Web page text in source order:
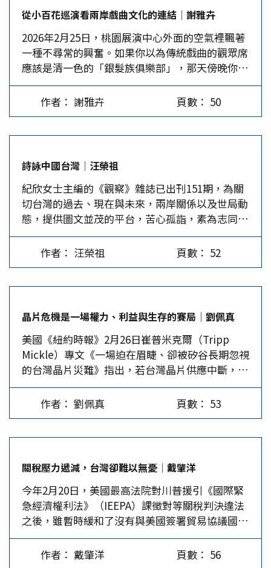
為兩岸交流合作及對話提供基礎。近年來多項民調
顯示，如2025年《聯合報》「兩岸關係年度大調
查」，主流民意並不支持兩岸全面對抗；88%主張
兩岸必須維持溝通管道，即使民進黨支持者也有
75%認為不能斷絕對話（2022–2024逐年上升）；
71%不贊成台灣支付所謂協防費用，約49%不相信
美國會派兵協防台灣。50.3%認為5年內兩岸可能
開戰，63.9%不願自己或家人上戰場，53.9%認為
（一）期待兩岸理性對話高於對抗情緒；（二）民
眾對戰爭風險的感知提高，但參戰意願低；（三）
對外部安全保證存在懷疑，尤其懷疑美國會介入兩
岸爆發衝突。…
從小百花巡演看兩岸戲曲文化的連結│謝雅卉
2026年2月25日，桃園展演中心外面的空氣裡飄著
一種不尋常的興奮。如果你以為傳統戲曲的觀眾席
應該是清一色的「銀髮族俱樂部」，那天傍晚你走
進大廳，可能會懷疑是不是誤入哪個當紅偶像的演
唱會現場。距離浙江小百花越劇團的《我的大觀
園》開演還有整整兩個小時，入口處的長龍就已經
對著陳麗君那幅颯爽的巨型海報一陣狂拍。旁邊站
著的則是拿著精緻劇照、正跟朋友爭論「到底是尹
派唱腔更軟，還是範派更有勁」的老戲迷。這種
「老少同框、跨代追星」的場面，確實是久違的熱
鬧。整場演出150分鐘，中途居然沒設休息時間，
但全場上千名觀眾沒人捨得起身上廁所。 最燃的
一幕發生在陳麗君飾演的賈寶玉登場時。她從舞台
上一躍而下，那個翻身俐落得像是一陣清風，全場
版的動作大片」。 小百花這陣風吹了30年 2月25-
28日，這群浙江姑娘在桃園和台北連趕五場，除了
《我的大觀園》，還有一場折子戲專場《愛情的花
園》。開賣當天不少戲迷早早守在電腦前，網速稍
微慢一點的，只能對著「已售罄」欲哭無淚。這場
狂歡不是突如其來的，1993…
作者： 謝雅卉 頁數： 50
詩詠中國台灣│汪榮祖
紀欣女士主編的《觀察》雜誌已出刊151期，為關
切台灣的過去、現在與未來，兩岸關係以及世局動
態，提供圖文並茂的平台，苦心孤詣，素為志同道
合者所讚佩。值丙午新春，謹以《詩詠台灣》七古
兩首以獻。東寧乃明鄭舊稱，麗島（Formosa）則
是西方世界對台灣之泛稱。 東寧吟 蒼茫大地華夏
…
作者： 汪榮祖 頁數： 52
晶片危機是一場權力、利益與生存的賽局│劉佩真
美國《紐約時報》2月26日崔普米克爾（Tripp
Mickle）專文《一場迫在眉睫、卻被矽谷長期忽視
的台灣晶片災難》指出，若台灣晶片供應中斷，將
造成美國自1930年代經濟大蕭條以來最嚴重的經濟
危機，屆時美國經濟產出將重挫11%，是2008年金
融危機的兩倍。此報導揭開矽谷、華盛頓與台灣之
濟末日的潛在災難，不僅重新定義美台關係，也迫
使全球科技供應鏈進入前所未有的轉型期。 晶片
之爭是一場總體戰 一旦發生席捲全球的晶片危
機，我們將碰到人類歷史上最為錯綜複雜的一場賽
局，此不僅是技術研發的競賽，更是一場攸關地緣
政治版圖、商業利益分配以及國家生存韌性的總體
戰。 在全球經濟的精密齒輪中，半導體晶片已不
作者： 劉佩真 頁數： 53
關稅壓力遞減，台灣卻難以無憂│戴肇洋
今年2月20日，美國最高法院對川普援引《國際緊
急經濟權利法》（IEEPA）課徵對等關稅判決違法
之後，雖暫時緩和了沒有與美國簽署貿易協議國家
的關稅壓力，但川普除了立即援引《1974年貿易
法》第122條，從2月24日起對全球各國推動為期
作者： 戴肇洋 頁數： 56